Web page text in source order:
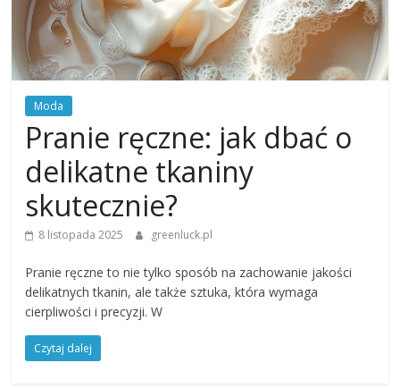
Moda
Pranie ręczne: jak dbać o
delikatne tkaniny
skutecznie?
8 listopada 2025 greenluck.pl
Pranie ręczne to nie tylko sposób na zachowanie jakości
delikatnych tkanin, ale także sztuka, która wymaga
cierpliwości i precyzji. W
Czytaj dalej